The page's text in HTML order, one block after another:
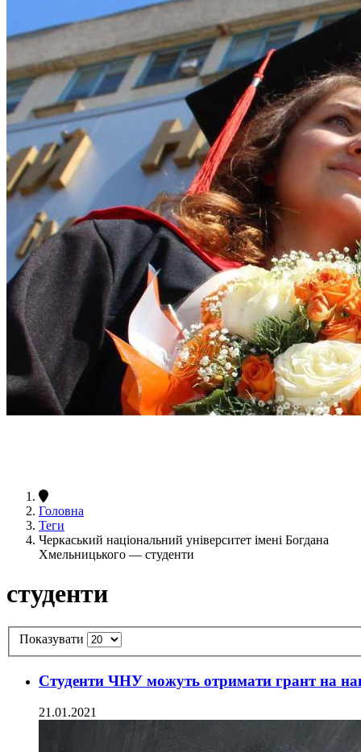
Головна
Теги
Черкаський національний університет імені Богдана
Хмельницького — студенти
студенти
Показувати
Студенти ЧНУ можуть отримати грант на
21.01.2021